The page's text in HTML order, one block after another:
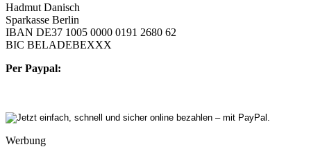
Hadmut Danisch
Sparkasse Berlin
IBAN DE37 1005 0000 0191 2680 62
BIC BELADEBEXXX
Per Paypal:
Werbung